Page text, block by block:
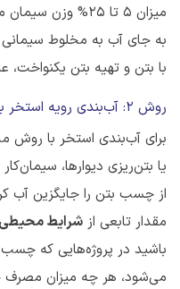
میزان 5 تا 25%
به جای آب به مخلوط سیمانی
با بتن و تهیه بتن یکنواخت،
روش 2: آب‌بندی رویه استخر با ملات پلاستر سیمان
برای آب‌بندی استخر با روش
یا بتن‌ریزی دیوارها،
از چسب بتن را جایگزین آب
مقدار تابعی از شرایط
باشید در پروژه‌هایی که چسب
می‌شود، هر چه میزان مصرف